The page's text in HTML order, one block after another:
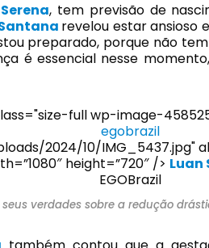
Serena, tem previsão de
revelou estar ansioso
preparado, porque não
é essencial nesse
full wp-image-
egobrazil
2024/10/IMG_5437.jpg"
height=”720″ /> Luan
EGOBrazil
seus verdades sobre a redução